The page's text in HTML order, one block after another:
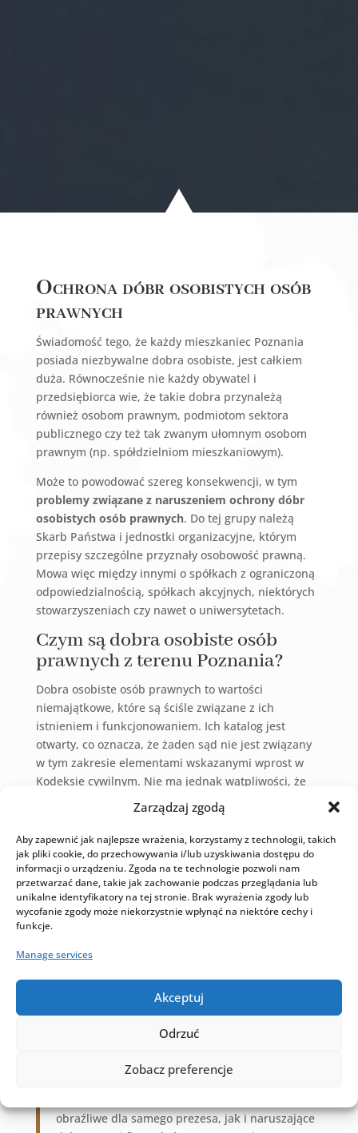
Zarządzaj zgodą
Aby zapewnić jak najlepsze wrażenia, korzystamy z technologii, takich
jak pliki cookie, do przechowywania i/lub uzyskiwania dostępu do
informacji o urządzeniu. Zgoda na te technologie pozwoli nam
przetwarzać dane, takie jak zachowanie podczas przeglądania lub
unikalne identyfikatory na tej stronie. Brak wyrażenia zgody lub
wycofanie zgody może niekorzystnie wpłynąć na niektóre cechy i
funkcje.
Manage services
Akceptuj
Odrzuć
Zobacz preferencje
Ochrona dóbr osobistych osób
prawnych
Świadomość tego, że każdy mieszkaniec Poznania
posiada niezbywalne dobra osobiste, jest całkiem
duża. Równocześnie nie każdy obywatel i
przedsiębiorca wie, że takie dobra przynależą
również osobom prawnym, podmiotom sektora
publicznego czy też tak zwanym ułomnym osobom
prawnym (np. spółdzielniom mieszkaniowym).
Może to powodować szereg konsekwencji, w tym
problemy związane z naruszeniem ochrony dóbr
osobistych osób prawnych. Do tej grupy należą
Skarb Państwa i jednostki organizacyjne, którym
przepisy szczególne przyznały osobowość prawną.
Mowa więc między innymi o spółkach z ograniczoną
odpowiedzialnością, spółkach akcyjnych, niektórych
stowarzyszeniach czy nawet o uniwersytetach.
Czym są dobra osobiste osób
prawnych z terenu Poznania?
Dobra osobiste osób prawnych to wartości
niemajątkowe, które są ściśle związane z ich
istnieniem i funkcjonowaniem. Ich katalog jest
otwarty, co oznacza, że żaden sąd nie jest związany
w tym zakresie elementami wskazanymi wprost w
Kodeksie cywilnym. Nie ma jednak wątpliwości, że
do tej grupy można zaliczyć:
nazwę i znak towarowy,
komercyjny wizerunek,
tajemnicę korespondencji,
nietykalność pomieszczeń.
stanowią one odpowiedniki
fizycznych. To przenikanie się może nastręczać
wielu problemów podczas interpretacji konkretnych
zdarzeń.
Przykładowo publikowanie w mediach
społecznościowych nieprawdziwych informacji o
obraźliwe dla samego prezesa, jak i naruszające